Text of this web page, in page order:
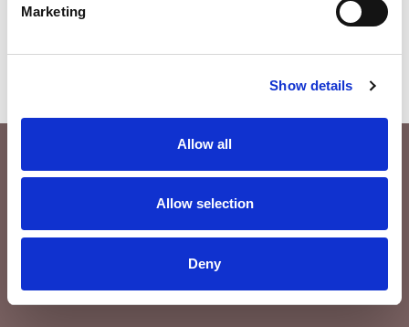
Marketing
Show details
Allow all
Allow selection
Deny